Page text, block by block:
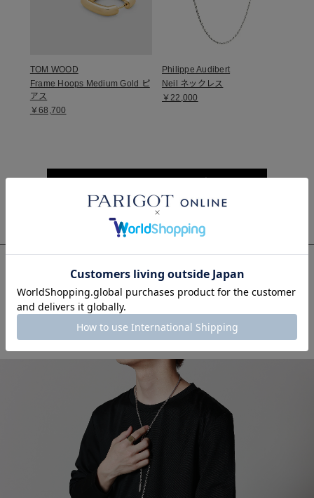
TOM WOOD
Frame Hoops Medium Gold ピ
アス
￥68,700
Philippe Audibert
Neil ネックレス
￥22,000